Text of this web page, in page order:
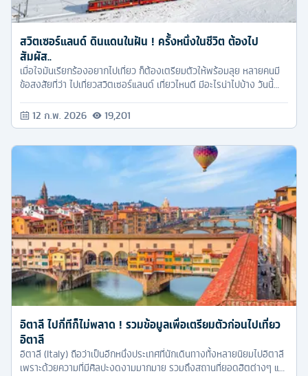
สวิตเซอร์แลนด์ ดินแดนในฝัน ! ครั้งหนึ่งในชีวิต ต้องไป
สัมผัส..
เมื่อใจมันเรียกร้องอยากไปเที่ยว ก็ต้องเตรียมตัวให้พร้อมลุย หลายคนมี
ข้อสงสัยที่ว่า ไปเที่ยวสวิตเซอร์แลนด์ เที่ยวไหนดี มีอะไรน่าไปบ้าง วันนี้
เที่ยวเลยนะคะ
12 ก.พ. 2026 19,201
อิตาลี ไปกี่ทีก็ไม่พลาด ! รวมข้อมูลเพื่อเตรียมตัวก่อนไปเที่ยว
อิตาลี
อิตาลี (Italy) ถือว่าเป็นอีกหนึ่งประเทศที่นักเดินทางทั้งหลายนิยมไปอิตาลี
เพราะด้วยความที่มีศิลปะงดงามมากมาย รวมถึงสถานที่ยอดฮิตต่างๆ และ